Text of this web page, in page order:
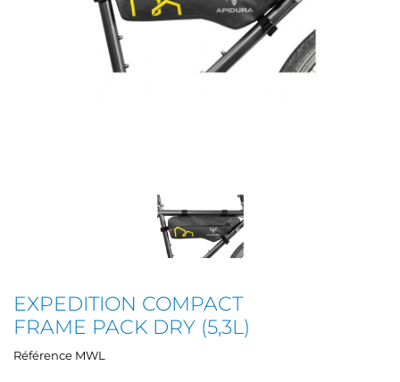
EXPEDITION COMPACT
FRAME PACK DRY (5,3L)
Référence MWL